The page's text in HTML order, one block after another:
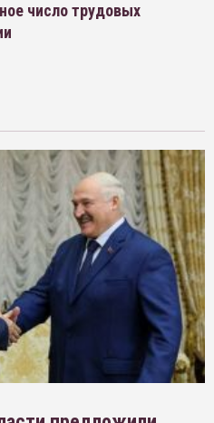
число трудовых